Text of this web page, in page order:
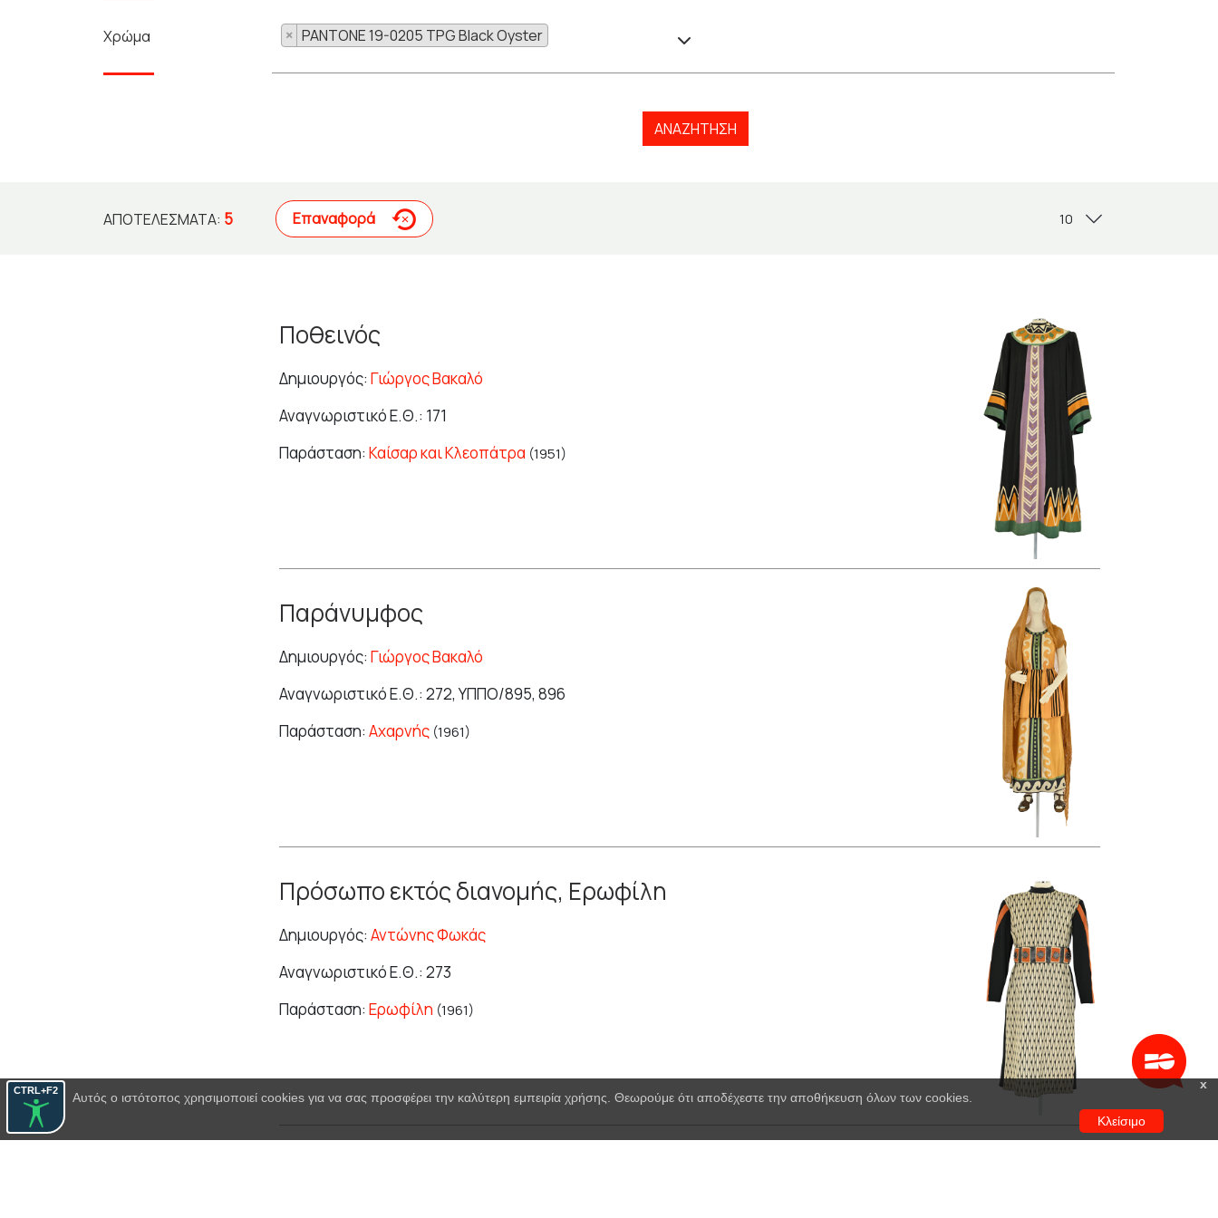
CTRL+F2
Χρώμα × PANTONE 19-0205 TPG Black Oyster
ΑΝΑΖΉΤΗΣΗ
ΑΠΟΤΕΛΈΣΜΑΤΑ: 5 Επαναφορά
Ποθεινός
Δημιουργός: Γιώργος Βακαλό
Αναγνωριστικό Ε.Θ.: 171
Παράσταση: Καίσαρ και Κλεοπάτρα (1951)
Παράνυμφος
Δημιουργός: Γιώργος Βακαλό
Αναγνωριστικό Ε.Θ.: 272, ΥΠΠΟ/895, 896
Παράσταση: Αχαρνής (1961)
Πρόσωπο εκτός διανομής, Ερωφίλη
Δημιουργός: Αντώνης Φωκάς
Αναγνωριστικό Ε.Θ.: 273
Παράσταση: Ερωφίλη (1961)
x
Αυτός ο ιστότοπος χρησιμοποιεί cookies για να σας προσφέρει την καλύτερη εμπειρία χρήσης. Θεωρούμε ότι αποδέχεστε την αποθήκευση όλων των cookies.
Κλείσιμο